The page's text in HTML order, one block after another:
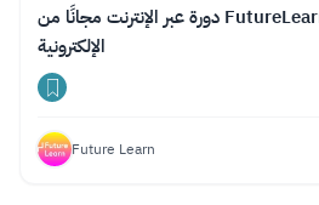
دورة عبر الإنترنت مجانًا من FutureLearn: تحليل البيانات للتجارة
الإلكترونية
Future Learn